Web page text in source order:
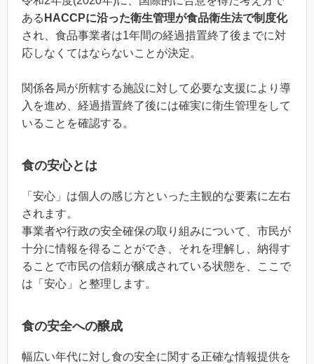
ある HACCPに沿った衛生管理が食品衛生法で制度化
され、食品事業者は1年間の経過措置終了後までに対
応しなくてはならないことが決定。
関係各局が所轄する施設に対して必要な支援により導
入を進め、経過措置終了後には確実に衛生管理をして
いることを確認する。
食の安心とは
「安心」は個人の感じ方といった主観的な要素に左右
されます。
事業者や行政の安全確保の取り組みについて、市民が
十分に情報を得ることができ、それを理解し、納得す
ることで市民の信頼が醸成されている状態を、ここで
は「安心」と整理します。
食の安全への醸成
幅広い年代に対し食の安全に関する正確な情報提供を